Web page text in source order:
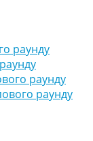
раунду
раунду
раунду